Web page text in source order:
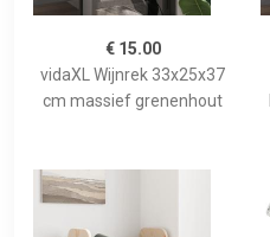
€ 15.00
vidaXL Wijnrek 33x25x37
cm massief grenenhout